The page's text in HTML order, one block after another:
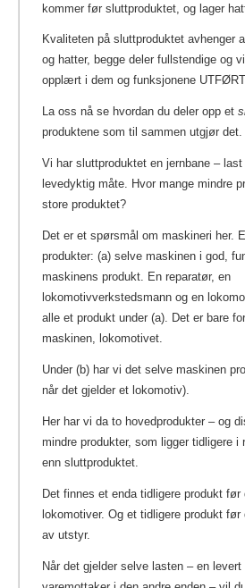
kommer før sluttproduktet, og lager
Kvaliteten på sluttproduktet avhenger
og hatter, begge deler fullstendige og
opplært i dem og funksjonene
La oss nå se hvordan du deler opp et
produktene som til sammen utgjør det.
Vi har sluttproduktet en jernbane –
levedyktig måte. Hvor mange mindre
store produktet?
Det er et spørsmål om maskineri her.
produkter: (a) selve maskinen i god,
maskinens produkt. En reparatør, en
lokomotivverkstedsmann og en
alle et produkt under (a). Det er bare for
maskinen, lokomotivet.
Under (b) har vi det selve maskinen
når det gjelder et lokomotiv).
Her har vi da to hovedprodukter – og
mindre produkter, som ligger tidligere i
enn sluttproduktet.
Det finnes et enda tidligere produkt
lokomotiver. Og et tidligere produkt før
av utstyr.
Når det gjelder selve lasten – en